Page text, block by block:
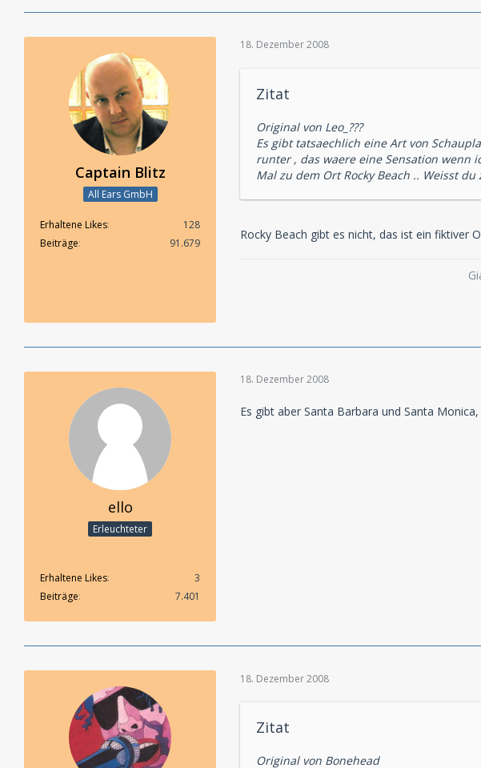
Captain Blitz
All Ears GmbH
Erhaltene Likes
128
Beiträge
91.679
18. Dezember 2008
Zitat
Original von Leo_???
Es gibt tatsaechlich eine Art von
runter , das waere eine Sensation wenn
Mal zu dem Ort Rocky Beach .. Weisst
Rocky Beach gibt es nicht, das ist ein fiktiver
ello
Erleuchteter
Erhaltene Likes
3
Beiträge
7.401
18. Dezember 2008
Es gibt aber Santa Barbara und Santa
18. Dezember 2008
Zitat
Original von Bonehead